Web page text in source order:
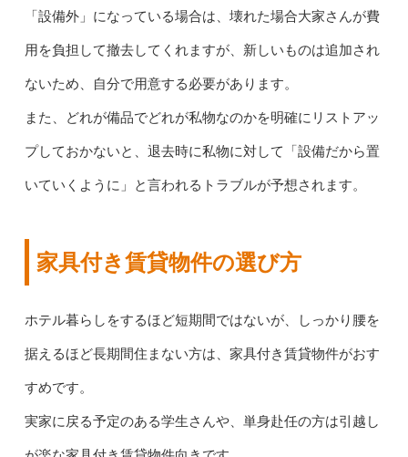
「設備外」になっている場合は、壊れた場合大家さんが費
用を負担して撤去してくれますが、新しいものは追加され
ないため、自分で用意する必要があります。
また、どれが備品でどれが私物なのかを明確にリストアッ
プしておかないと、退去時に私物に対して「設備だから置
いていくように」と言われるトラブルが予想されます。
家具付き賃貸物件の選び方
ホテル暮らしをするほど短期間ではないが、しっかり腰を
据えるほど長期間住まない方は、家具付き賃貸物件がおす
すめです。
実家に戻る予定のある学生さんや、単身赴任の方は引越し